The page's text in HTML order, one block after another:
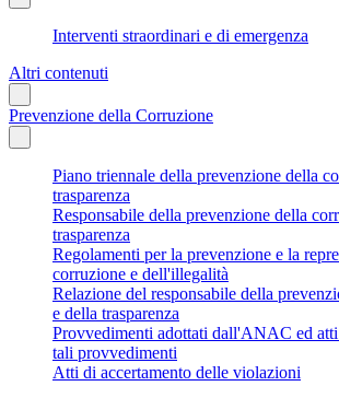
Interventi straordinari e di emergenza
Altri contenuti
Prevenzione della Corruzione
Piano triennale della prevenzione della
trasparenza
Responsabile della prevenzione della
trasparenza
Regolamenti per la prevenzione e la
corruzione e dell'illegalità
Relazione del responsabile della
e della trasparenza
Provvedimenti adottati dall'ANAC ed atti
tali provvedimenti
Atti di accertamento delle violazioni